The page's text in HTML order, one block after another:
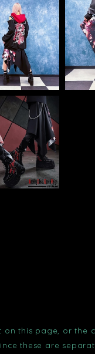
this page, or the
these are